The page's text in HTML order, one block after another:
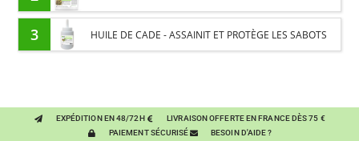
PLANTES
3 HUILE DE CADE - ASSAINIT ET PROTÈGE LES SABOTS
EXPÉDITION EN 48/72H
LIVRAISON OFFERTE EN FRANCE DÈS 75 €
PAIEMENT SÉCURISÉ
BESOIN D'AIDE ?